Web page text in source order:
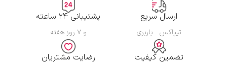
ارسال سریع
تیپاکس - باربری
پشتیبانی ۲۴ ساعته
و ۷ روز هفته
تضمین کیفیت رضایت مشتریان